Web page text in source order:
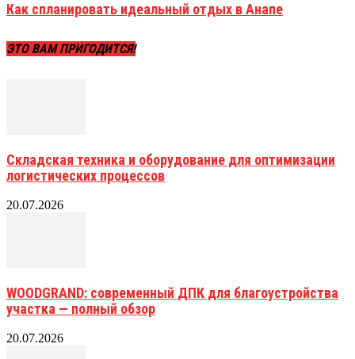
Как спланировать идеальный отдых в Анапе
ЭТО ВАМ ПРИГОДИТСЯ!
Складская техника и оборудование для оптимизации
логистических процессов
20.07.2026
WOODGRAND: современный ДПК для благоустройства
участка — полный обзор
20.07.2026